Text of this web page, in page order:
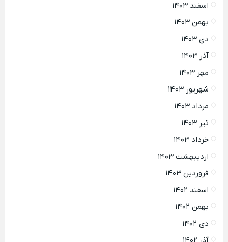
اسفند ۱۴۰۳
بهمن ۱۴۰۳
دی ۱۴۰۳
آذر ۱۴۰۳
مهر ۱۴۰۳
شهریور ۱۴۰۳
مرداد ۱۴۰۳
تیر ۱۴۰۳
خرداد ۱۴۰۳
اردیبهشت ۱۴۰۳
فروردین ۱۴۰۳
اسفند ۱۴۰۲
بهمن ۱۴۰۲
دی ۱۴۰۲